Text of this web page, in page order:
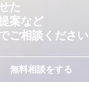
た
案など
ご相談ください
無料相談をする